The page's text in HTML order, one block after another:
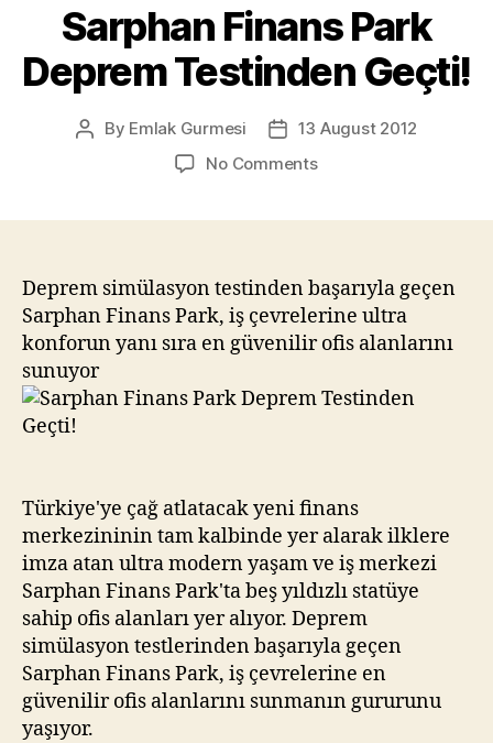
Sarphan Finans Park
Deprem Testinden Geçti!
Post
By Emlak Gurmesi
Post13 August 2012
No Commentson
Testinden
Geçti!
Deprem simülasyon testinden başarıyla geçen
Sarphan Finans Park, iş çevrelerine ultra
konforun yanı sıra en güvenilir ofis alanlarını
sunuyor
Türkiye'ye çağ atlatacak yeni finans
merkezininin tam kalbinde yer alarak ilklere
imza atan ultra modern yaşam ve iş merkezi
Sarphan Finans Park'ta beş yıldızlı statüye
sahip ofis alanları yer alıyor. Deprem
simülasyon testlerinden başarıyla geçen
Sarphan Finans Park, iş çevrelerine en
güvenilir ofis alanlarını sunmanın gururunu
yaşıyor.